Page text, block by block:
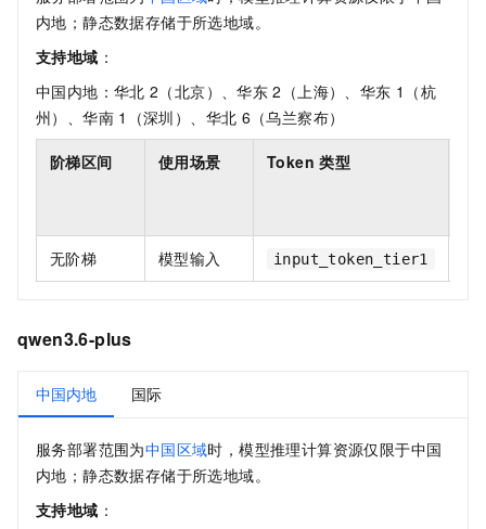
内地；静态数据存储于所选地域。
支持地域 ：
中国内地：华北 2（北京）、华东 2（上海）、华东 1（杭
州）、华南 1（深圳）、华北 6（乌兰察布）
阶梯区间 使用场景 Token 类型
无阶梯 模型输入 input_token_tier1
qwen3.6-plus
中国内地 国际
服务部署范围为中国区域时，模型推理计算资源仅限于中国
内地；静态数据存储于所选地域。
支持地域 ：